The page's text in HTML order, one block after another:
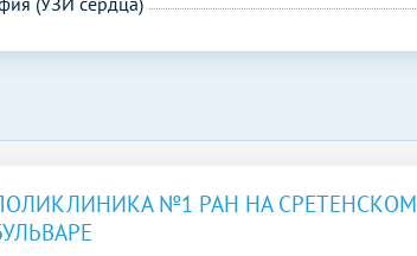
№1 РАН НА СРЕТЕНСКОМ